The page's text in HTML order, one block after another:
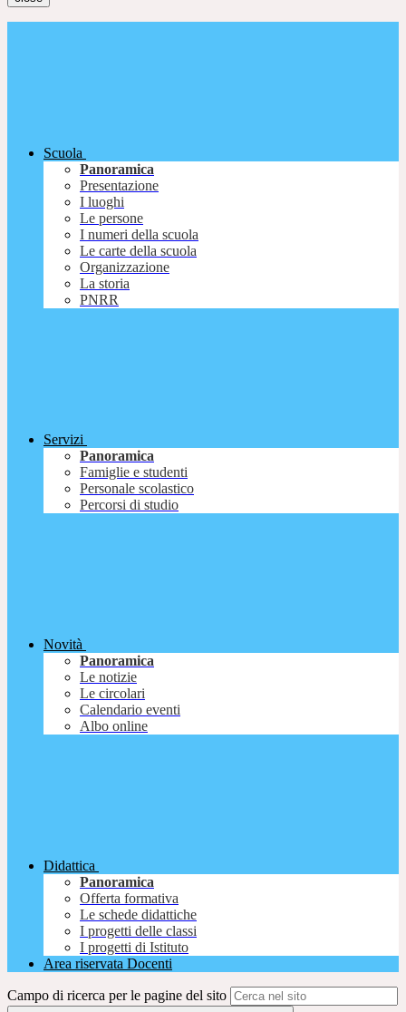
Scuola
Panoramica
Presentazione
I luoghi
Le persone
I numeri della scuola
Le carte della scuola
Organizzazione
La storia
PNRR
Servizi
Panoramica
Famiglie e studenti
Personale scolastico
Percorsi di studio
Novità
Panoramica
Le notizie
Le circolari
Calendario eventi
Albo online
Didattica
Panoramica
Offerta formativa
Le schede didattiche
I progetti delle classi
I progetti di Istituto
Area riservata Docenti
Campo di ricerca per le pagine del sito